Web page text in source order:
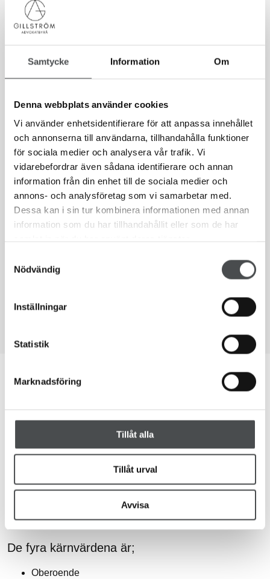
Samtycke Information Om
Denna webbplats använder cookies
Vi använder enhetsidentifierare för att anpassa innehållet
och annonserna till användarna, tillhandahålla funktioner
för sociala medier och analysera vår trafik. Vi
vidarebefordrar även sådana identifierare och annan
information från din enhet till de sociala medier och
annons- och analysföretag som vi samarbetar med.
Dessa kan i sin tur kombinera informationen med annan
information som du har tillhandahållit eller som de har
Nödvändig
Inställningar
Statistik
Marknadsföring
Tillåt alla
Tillåt urval
Avvisa
Rättsskydd och rättshjälp
En tvist förknippas av många med höga
kostnader. Som huvudregel gäller, vid tvist i
domstol, att den som förlorar målet utöver sina
egna kostnader även får betala motpartens
kostnader.
tillvarata sina fri-och rättigheter och har därför en särskild
ställning och ett särskilt ansvar i ett fungerande
rättssamhälle. En klient ska kunna lita på den juridiska
fram vägledande regler för god advokatsed.
De fyra kärnvärdena är;
Oberoende